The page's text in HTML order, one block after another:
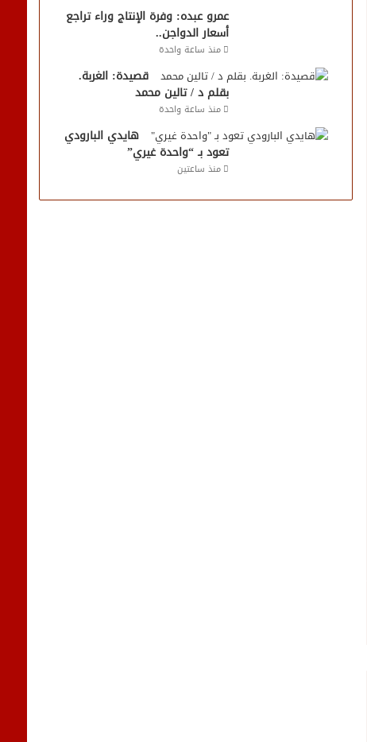
عمرو عبده: وفرة الإنتاج وراء تراجع
أسعار الدواجن..
منذ ساعة واحدة
قصيدة: الغربة.
بقلم د / تالين محمد
منذ ساعة واحدة
هايدي البارودي
تعود بـ “واحدة غيري”
منذ ساعتين